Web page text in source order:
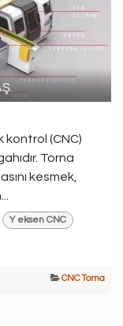
kontrol (CNC)
Torna
kesmek,
Y eksen CNC
CNC Torna